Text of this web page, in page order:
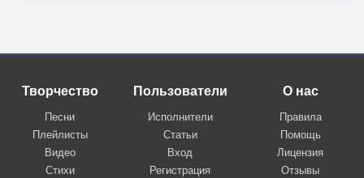
Творчество
Песни
Плейлисты
Видео
Стихи
Пользователи
Исполнители
Статьи
Вход
Регистрация
О нас
Правила
Помощь
Лицензия
Отзывы